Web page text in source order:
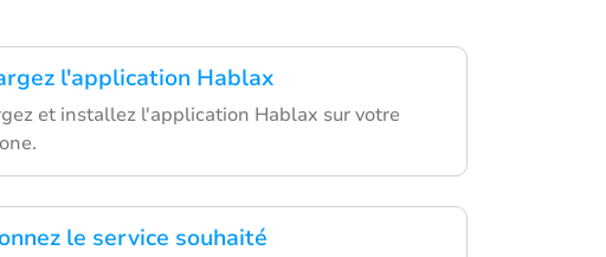
l'application Hablax
et installez l'application Hablax sur votre
le service souhaité